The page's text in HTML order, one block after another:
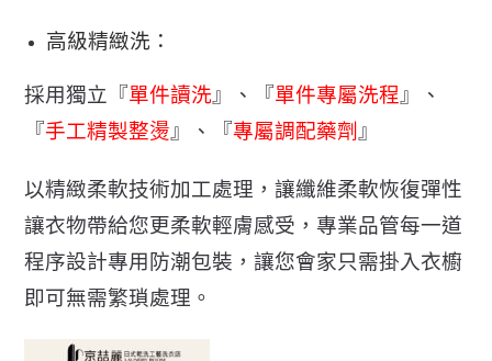
高級精緻洗：
採用獨立『單件讀洗』、『單件專屬洗程』、
『手工精製整燙』、『專屬調配藥劑』
以精緻柔軟技術加工處理，讓纖維柔軟恢復彈性
讓衣物帶給您更柔軟輕膚感受，專業品管每一道
程序設計專用防潮包裝，讓您會家只需掛入衣櫥
即可無需繁瑣處理。